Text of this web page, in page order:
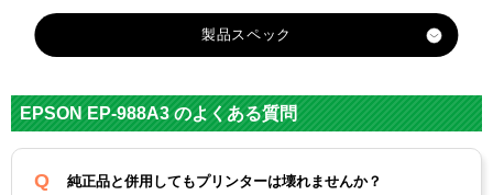
製品スペック
メー
カー
エプソン
対応
KZR
KZR
KZR
KZR
KZR
EPSON EP-988A3 のよくある質問
純正品と併用してもプリンターは壊れませんか？